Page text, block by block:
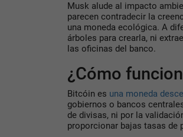
Musk alude al impacto
parecen contradecir la
una moneda ecológica. A
árboles para crearla, ni
las oficinas del banco.
¿Cómo
Bitcóin es una moneda
gobiernos o bancos
de divisas, ni por la
proporcionar bajas tasas de